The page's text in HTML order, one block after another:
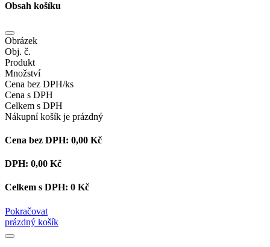
Obsah košíku
Obrázek
Obj. č.
Produkt
Množství
Cena bez DPH/ks
Cena s DPH
Celkem s DPH
Nákupní košík je prázdný
Cena bez DPH: 0,00 Kč
DPH: 0,00 Kč
Celkem s DPH: 0 Kč
Pokračovat
prázdný košík